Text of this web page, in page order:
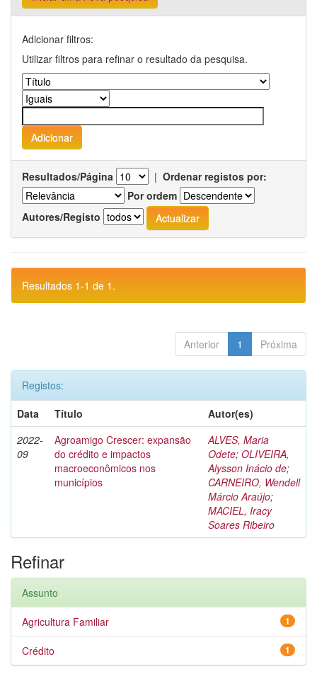
Adicionar filtros:
Utilizar filtros para refinar o resultado da pesquisa.
Resultados/Página | Ordenar registos por:
Por ordem
Autores/Registo
Resultados 1-1 de 1.
Anterior 1 Próxima
Registos:
Data
Título
Autor(es)
2022-
09
Agroamigo Crescer: expansão
do crédito e impactos
macroeconômicos nos
municípios
ALVES, Maria
Odete; OLIVEIRA,
Alysson Inácio de;
CARNEIRO, Wendell
Márcio Araújo;
MACIEL, Iracy
Soares Ribeiro
Refinar
Assunto
1
Agricultura Familiar
1
Crédito